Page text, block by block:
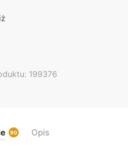
199376
90 Opis